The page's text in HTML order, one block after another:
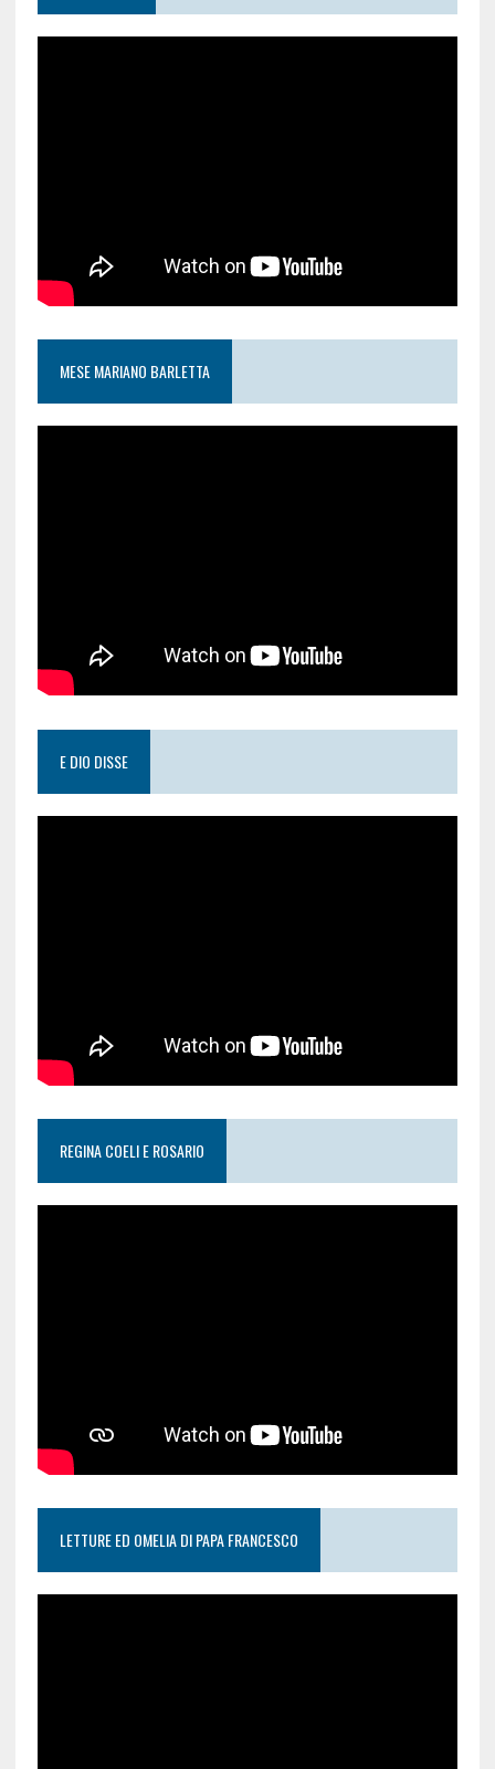
MESE MARIANO BARLETTA
E DIO DISSE
REGINA COELI E ROSARIO
LETTURE ED OMELIA DI PAPA FRANCESCO